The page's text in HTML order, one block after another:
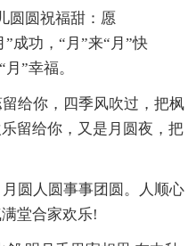
圆圆祝福甜：愿
”成功，“月”来“月”快
”幸福。
给你，四季风吹过，把枫
留给你，又是月圆夜，把
圆人圆事事团圆。人顺心
堂合家欢乐!